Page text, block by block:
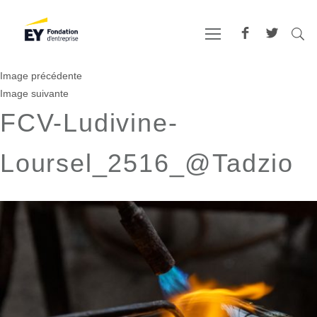
Image précédente
Image suivante
FCV-Ludivine-
Loursel_2516_@Tadzio